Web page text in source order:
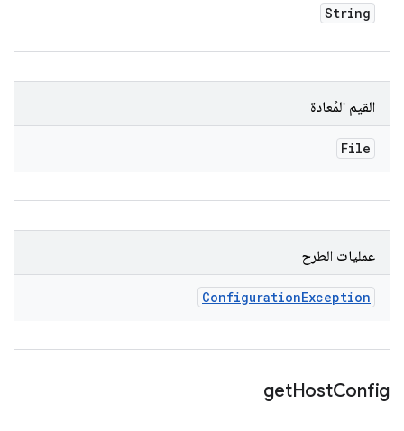
String
القيم المُعادة
File
عمليات الطرح
ConfigurationException
getHostConfig